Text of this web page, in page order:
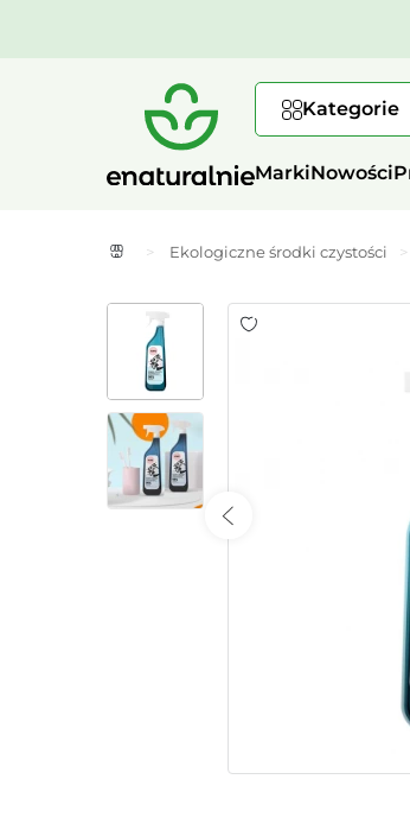
Kategorie
MarkiNowości
> Ekologiczne środki czystości >